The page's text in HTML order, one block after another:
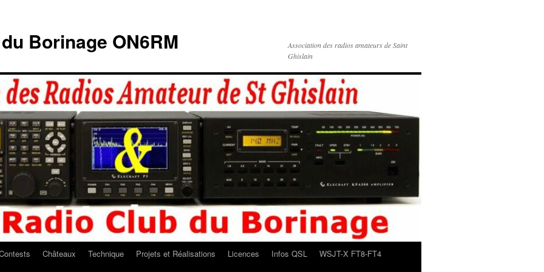
Borinage ON6RM
Association des radios amateurs de Saint
Ghislain
Châteaux Technique Projets et Réalisations Licences Infos QSL
WSJT-X FT8-FT4